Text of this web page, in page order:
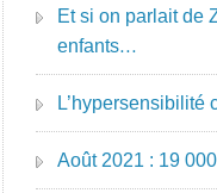
Et si on parlait de
enfants…
L’hypersensibilité
Août 2021 : 19